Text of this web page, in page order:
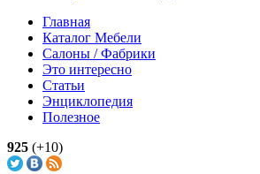
Главная
Каталог Мебели
Салоны / Фабрики
Это интересно
Статьи
Энциклопедия
Полезное
925 (+10)